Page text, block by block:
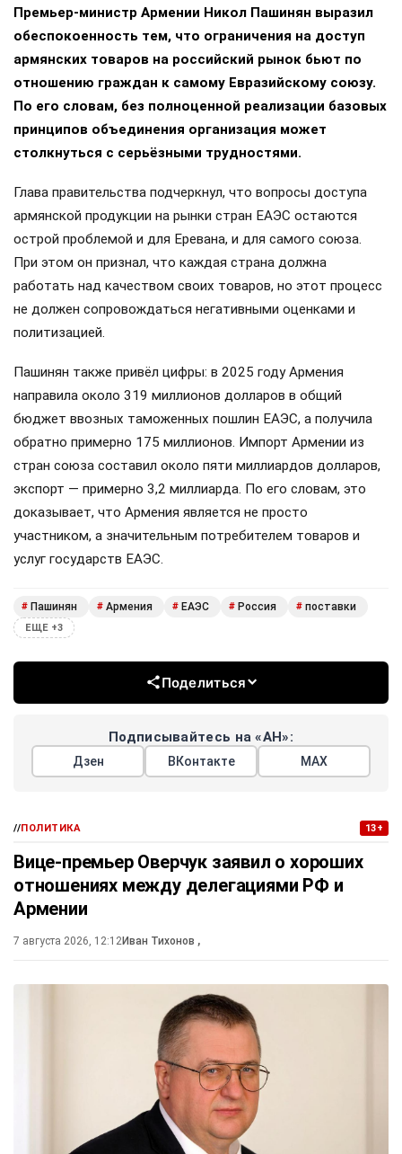
Премьер-министр Армении Никол Пашинян выразил
обеспокоенность тем, что ограничения на доступ
армянских товаров на российский рынок бьют по
отношению граждан к самому Евразийскому союзу.
По его словам, без полноценной реализации базовых
принципов объединения организация может
столкнуться с серьёзными трудностями.
Глава правительства подчеркнул, что вопросы доступа
армянской продукции на рынки стран ЕАЭС остаются
острой проблемой и для Еревана, и для самого союза.
При этом он признал, что каждая страна должна
работать над качеством своих товаров, но этот процесс
не должен сопровождаться негативными оценками и
политизацией.
Пашинян также привёл цифры: в 2025 году Армения
направила около 319 миллионов долларов в общий
бюджет ввозных таможенных пошлин ЕАЭС, а получила
обратно примерно 175 миллионов. Импорт Армении из
стран союза составил около пяти миллиардов долларов,
экспорт — примерно 3,2 миллиарда. По его словам, это
доказывает, что Армения является не просто
участником, а значительным потребителем товаров и
услуг государств ЕАЭС.
# Пашинян # Армения # ЕАЭС # Россия # поставки
ЕЩЕ +3
Поделиться
Подписывайтесь на «АН»:
Дзен ВКонтакте МАХ
//ПОЛИТИКА 13+
Вице-премьер Оверчук заявил о хороших
отношениях между делегациями РФ и
Армении
7 августа 2026, 12:12Иван Тихонов ,